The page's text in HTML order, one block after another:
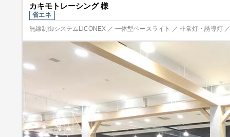
カキモトレーシング 様
省エネ
無線制御システムLiCONEX ／ 一体型ベースライト ／ 非常灯・誘導灯